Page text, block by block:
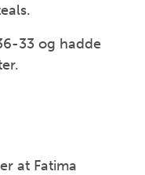
33 og hadde
at Fatima